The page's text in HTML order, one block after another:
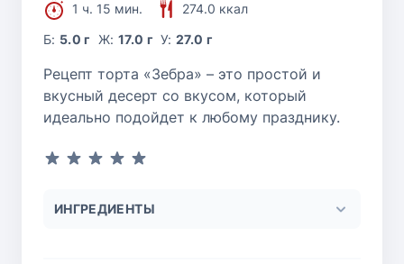
1 ч. 15 мин.
274.0 ккал
Б: 5.0 г Ж: 17.0 г У:27.0 г
Рецепт торта «Зебра» – это простой и
вкусный десерт со вкусом, который
идеально подойдет к любому празднику.
ИНГРЕДИЕНТЫ